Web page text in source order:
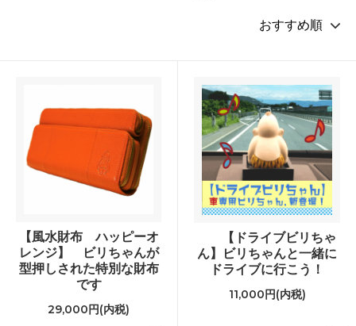
【風水財布 ハッピーオ
レンジ】 ビリちゃんが
型押しされた特別な財布
です
29,000円(内税)
【ドライブビリちゃ
ん】ビリちゃんと一緒に
ドライブに行こう！
11,000円(内税)